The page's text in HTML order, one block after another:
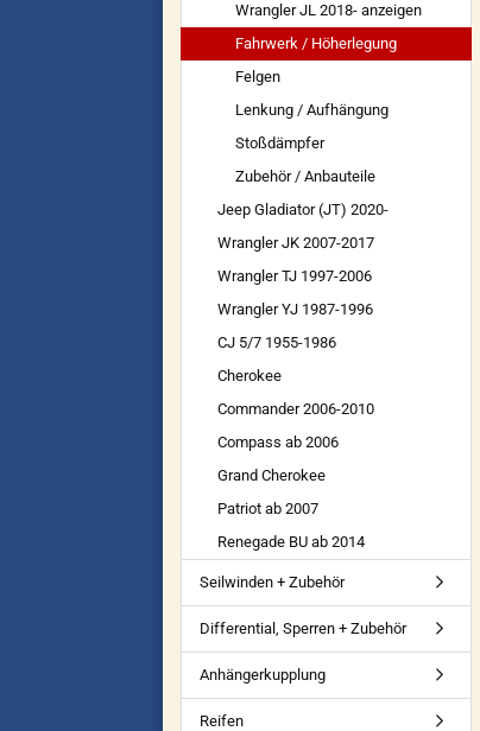
Wrangler JL 2018- anzeigen
Fahrwerk / Höherlegung
Felgen
Lenkung / Aufhängung
Stoßdämpfer
Zubehör / Anbauteile
Jeep Gladiator (JT) 2020-
Wrangler JK 2007-2017
Wrangler TJ 1997-2006
Wrangler YJ 1987-1996
CJ 5/7 1955-1986
Cherokee
Commander 2006-2010
Compass ab 2006
Grand Cherokee
Patriot ab 2007
Renegade BU ab 2014
Seilwinden + Zubehör
Differential, Sperren + Zubehör
Anhängerkupplung
Reifen